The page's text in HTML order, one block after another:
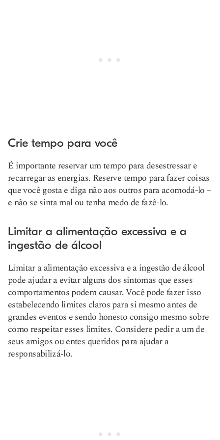
Crie tempo para você
É importante reservar um tempo para desestressar e
recarregar as energias. Reserve tempo para fazer coisas
que você gosta e diga não aos outros para acomodá-lo –
e não se sinta mal ou tenha medo de fazê-lo.
Limitar a alimentação excessiva e a
ingestão de álcool
Limitar a alimentação excessiva e a ingestão de álcool
pode ajudar a evitar alguns dos sintomas que esses
comportamentos podem causar. Você pode fazer isso
estabelecendo limites claros para si mesmo antes de
grandes eventos e sendo honesto consigo mesmo sobre
como respeitar esses limites. Considere pedir a um de
seus amigos ou entes queridos para ajudar a
responsabilizá-lo.